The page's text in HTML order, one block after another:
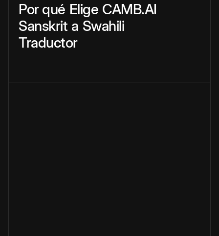
Por qué Elige CAMB.AI
Sanskrit a Swahili
Traductor